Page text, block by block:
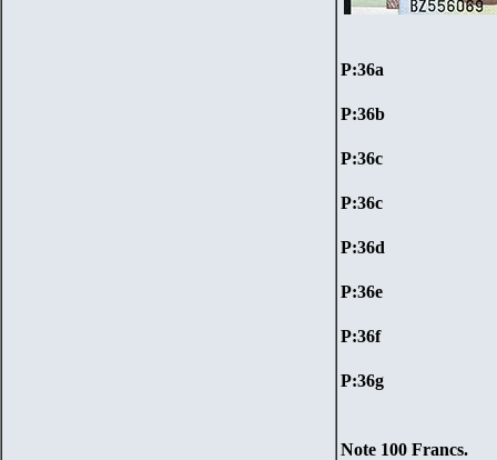
P:36a
P:36b
P:36c
P:36c
P:36d
P:36e
P:36f
P:36g
Note 100 Francs.